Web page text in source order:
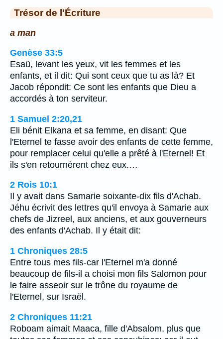
Trésor de l'Écriture
a man
Genèse 33:5
Esaü, levant les yeux, vit les femmes et les
enfants, et il dit: Qui sont ceux que tu as là? Et
Jacob répondit: Ce sont les enfants que Dieu a
accordés à ton serviteur.
1 Samuel 2:20,21
Eli bénit Elkana et sa femme, en disant: Que
l'Eternel te fasse avoir des enfants de cette femme,
pour remplacer celui qu'elle a prêté à l'Eternel! Et
ils s'en retournèrent chez eux.…
2 Rois 10:1
Il y avait dans Samarie soixante-dix fils d'Achab.
Jéhu écrivit des lettres qu'il envoya à Samarie aux
chefs de Jizreel, aux anciens, et aux gouverneurs
des enfants d'Achab. Il y était dit:
1 Chroniques 28:5
Entre tous mes fils-car l'Eternel m'a donné
beaucoup de fils-il a choisi mon fils Salomon pour
le faire asseoir sur le trône du royaume de
l'Eternel, sur Israël.
2 Chroniques 11:21
Roboam aimait Maaca, fille d'Absalom, plus que